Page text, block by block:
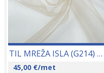
TIL MREŽA ISLA (G214) 18082
45,00 €/met